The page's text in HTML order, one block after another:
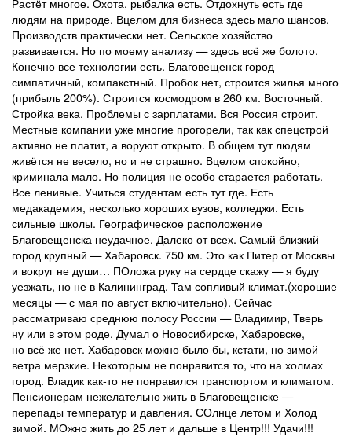
людям на природе. Вцелом для бизнеса здесь мало шансов.
Производств практически нет. Сельское хозяйство
развивается. Но по моему анализу — здесь всё же болото.
Конечно все технологии есть. Благовещенск город
симпатичный, компакстный. Пробок нет, строится жилья много
(прибыль 200%). Строится космодром в 260 км. Восточный.
Стройка века. Проблемы с зарплатами. Вся Россия строит.
Местные компании уже многие прогорели, так как спецстрой
активно не платит, а воруют открыто. В общем тут людям
живётся не весело, но и не страшно. Вцелом спокойно,
криминала мало. Но полиция не особо старается работать.
Все ленивые. Учиться студентам есть тут где. Есть
медакадемия, несколько хороших вузов, колледжи. Есть
сильные школы. Географическое расположение
Благовещенска неудачное. Далеко от всех. Самый близкий
город крупный — Хабаровск. 750 км. Это как Питер от Москвы
и вокруг не души… ПОложа руку на сердце скажу — я буду
уезжать, но не в Калининград. Там сопливый климат.(хорошие
месяцы — с мая по август включительно). Сейчас
рассматриваю среднюю полосу России — Владимир, Тверь
ну или в этом роде. Думал о Новосибирске, Хабаровске,
но всё же нет. Хабаровск можно было бы, кстати, но зимой
ветра мерзкие. Некоторым не понравится то, что на холмах
город. Владик как-то не понравился транспортом и климатом.
Пенсионерам нежелательно жить в Благовещенске —
перепады температур и давления. СОлнце летом и Холод
зимой. МОжно жить до 25 лет и дальше в Центр!!! Удачи!!!